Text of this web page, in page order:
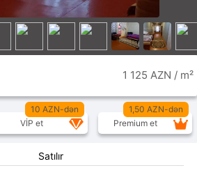
1 125 AZN / m²
10 AZN-dən
VİP et
1,50 AZN-dən
Premium et
Satılır